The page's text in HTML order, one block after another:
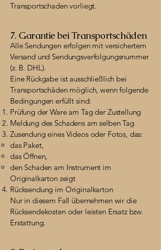
Transportschaden vorliegt.
7. Garantie bei Transportschäden
Alle Sendungen erfolgen mit versichertem
Versand und Sendungsverfolgungsnummer
(z. B. DHL).
Eine Rückgabe ist ausschließlich bei
Transportschäden möglich, wenn folgende
Bedingungen erfüllt sind:
Prüfung der Ware am Tag der Zustellung
Meldung des Schadens am selben Tag
Zusendung eines Videos oder Fotos, das:
das Paket,
das Öffnen,
den Schaden am Instrument im
Originalkarton zeigt
Rücksendung im Originalkarton
Nur in diesem Fall übernehmen wir die
Rücksendekosten oder leisten Ersatz bzw.
Erstattung.